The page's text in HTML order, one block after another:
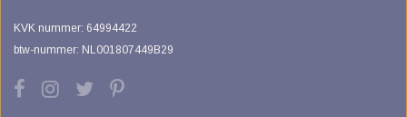
KVK nummer: 64994422
btw-nummer: NL001807449B29